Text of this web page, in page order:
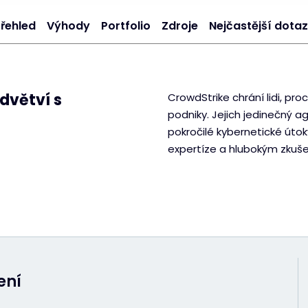
Výhody Portfolio Zdroje Nejčastější
s
CrowdStrike chrání lidi,
podniky. Jejich jedinečný
pokročilé kybernetické
expertíze a hlubokým